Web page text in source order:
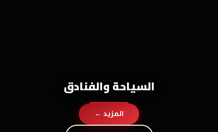
السياحة والفنادق
المزيد ←